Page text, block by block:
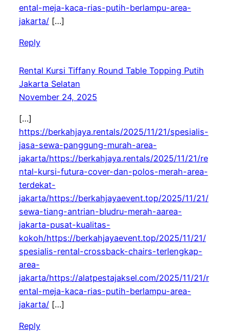
ental-meja-kaca-rias-putih-berlampu-area-
jakarta/[…]
Reply
Rental Kursi Tiffany Round Table Topping Putih
Jakarta Selatan
November 24, 2025
[…]
https://berkahjaya.rentals/2025/11/21/spesialis-
jasa-sewa-panggung-murah-area-
jakarta/https://berkahjaya.rentals/2025/11/21/re
ntal-kursi-futura-cover-dan-polos-merah-area-
terdekat-
jakarta/https://berkahjayaevent.top/2025/11/21/
sewa-tiang-antrian-bludru-merah-aarea-
jakarta-pusat-kualitas-
kokoh/https://berkahjayaevent.top/2025/11/21/
spesialis-rental-crossback-chairs-terlengkap-
area-
jakarta/https://alatpestajaksel.com/2025/11/21/r
ental-meja-kaca-rias-putih-berlampu-area-
jakarta/[…]
Reply